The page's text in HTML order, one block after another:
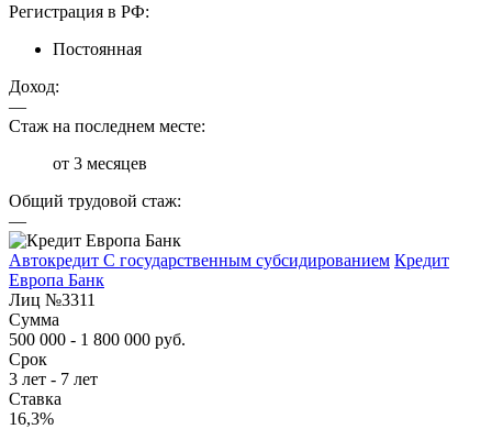
Регистрация в РФ:
Постоянная
Доход:
—
Стаж на последнем месте:
от 3 месяцев
Общий трудовой стаж:
—
Автокредит С государственным субсидированием Кредит
Европа Банк
Лиц №3311
Сумма
500 000 - 1 800 000 руб.
Срок
3 лет - 7 лет
Ставка
16,3%